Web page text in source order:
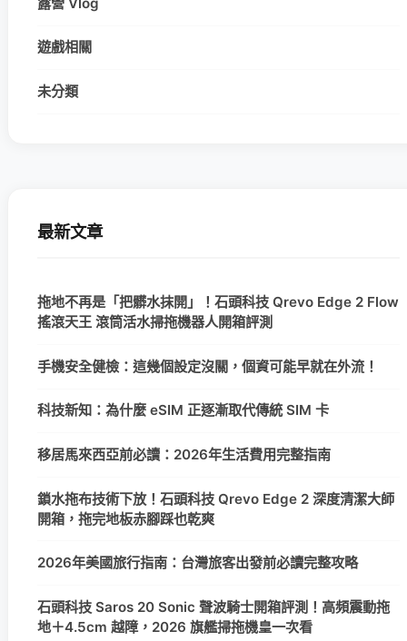
遊戲相關
未分類
最新文章
拖地不再是「把髒水抹開」！石頭科技 Qrevo Edge 2 Flow
搖滾天王 滾筒活水掃拖機器人開箱評測
手機安全健檢：這幾個設定沒關，個資可能早就在外流！
科技新知：為什麼 eSIM 正逐漸取代傳統 SIM 卡
移居馬來西亞前必讀：2026年生活費用完整指南
鎖水拖布技術下放！石頭科技 Qrevo Edge 2 深度清潔大師
開箱，拖完地板赤腳踩也乾爽
2026年美國旅行指南：台灣旅客出發前必讀完整攻略
石頭科技 Saros 20 Sonic 聲波騎士開箱評測！高頻震動拖
地＋4.5cm 越障，2026 旗艦掃拖機皇一次看